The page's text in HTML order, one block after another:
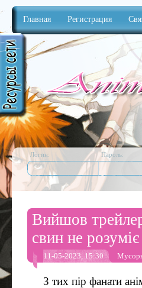
Главная Регистрация
Anime
Логин: Пароль:
Вийшов
свин не
11-05-2023, 15:30
З тих пір фанати